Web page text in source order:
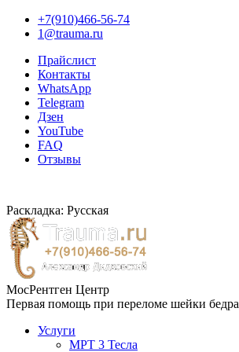
+7(910)466-56-74
1@trauma.ru
Прайслист
Контакты
WhatsApp
Telegram
Дзен
YouTube
FAQ
Отзывы
Раскладка: Русская
МосРентген Центр
Первая помощь при переломе шейки бедра
Услуги
МРТ 3 Тесла